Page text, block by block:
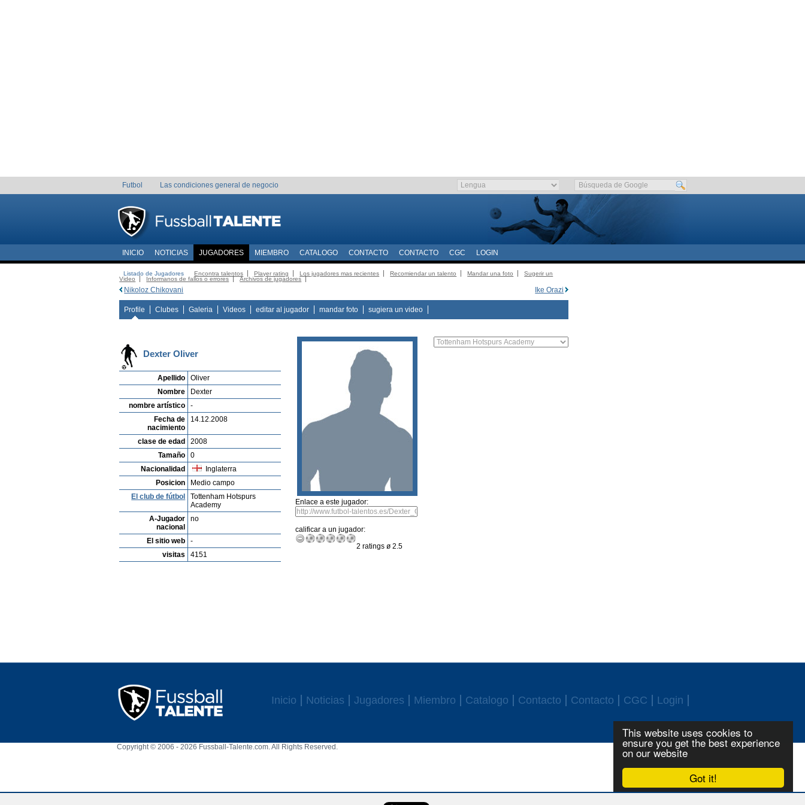
Got it!
This website uses cookies to
ensure you get the best experience
on our website
Futbol Las condiciones general de negocio
INICIO NOTICIAS JUGADORES MIEMBRO CATALOGO CONTACTO CONTACTO CGC LOGIN
Listado de Jugadores Encontra talentos Player rating Los jugadores mas recientes Recomiendar un talento Mandar una foto
Sugerir un
Video
Informanos de fallos o errores Archivos de jugadores
Ike Orazi
Nikoloz Chikovani
Profile Clubes Galeria Videos editar al jugador mandar foto sugiera un video
Dexter Oliver
Apellido
Oliver
Nombre
Dexter
nombre artístico
-
Fecha de
nacimiento
14.12.2008
clase de edad
2008
Tamaño
0
Nacionalidad
Inglaterra
Posicion
Medio campo
El club de fútbol
Tottenham Hotspurs
Academy
A-Jugador
nacional
no
El sitio web
-
visitas
4151
Enlace a este jugador:
calificar a un jugador:
2 ratings ø 2.5
Inicio Noticias Jugadores Miembro Catalogo Contacto Contacto CGC Login
Copyright © 2006 - 2026 Fussball-Talente.com. All Rights Reserved.